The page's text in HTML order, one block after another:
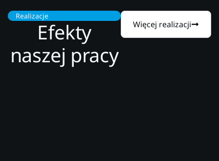
Realizacje
Efekty
naszej pracy
Więcej realizacji